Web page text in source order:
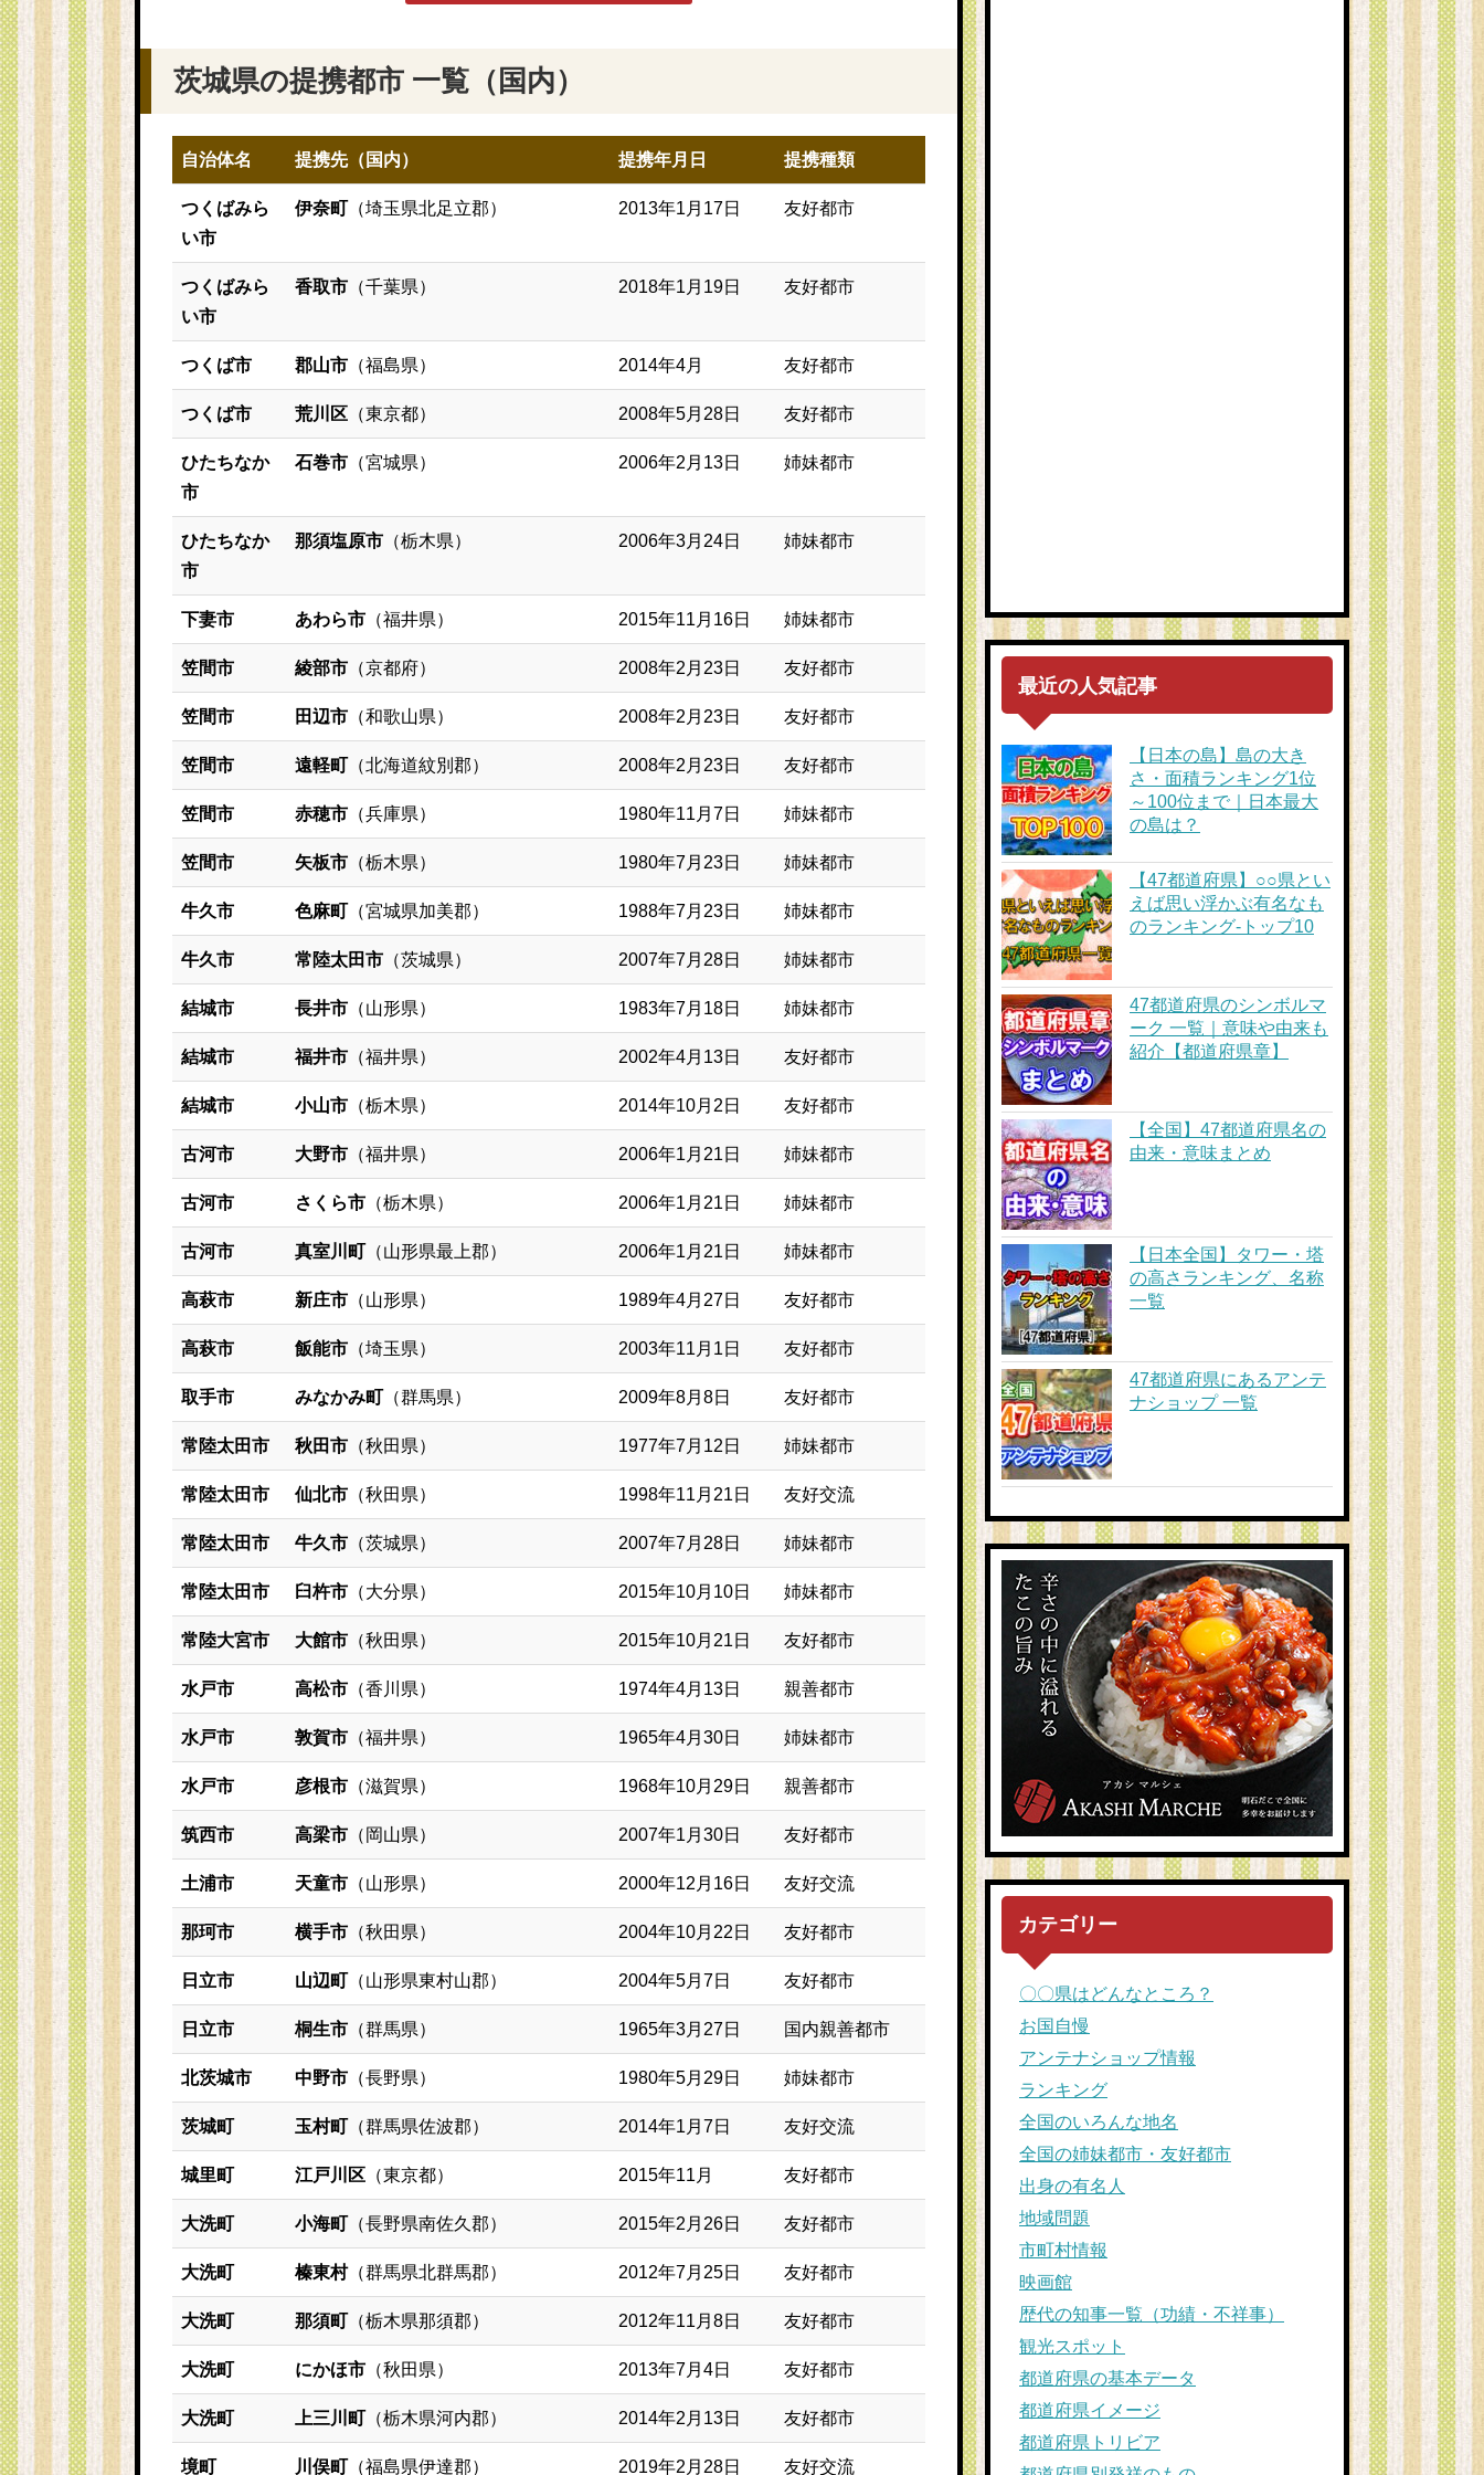
茨城県の提携都市 一覧（国内）
自治体名 提携先（国内） 提携年月日 提携種類
つくばみら
い市
伊奈町（埼玉県北足立郡） 2013年1月17日 友好都市
つくばみら
い市
香取市 （千葉県） 2018年1月19日 友好都市
つくば市 郡山市 （福島県） 2014年4月 友好都市
つくば市 荒川区 （東京都） 2008年5月28日 友好都市
ひたちなか
市
石巻市 （宮城県） 2006年2月13日 姉妹都市
ひたちなか
市
那須塩原市 （栃木県） 2006年3月24日 姉妹都市
下妻市 あわら市 （福井県） 2015年11月16日 姉妹都市
笠間市 綾部市 （京都府） 2008年2月23日 友好都市
笠間市 田辺市 （和歌山県） 2008年2月23日 友好都市
笠間市 遠軽町（北海道紋別郡） 2008年2月23日 友好都市
笠間市 赤穂市 （兵庫県） 1980年11月7日 姉妹都市
笠間市 矢板市 （栃木県） 1980年7月23日 姉妹都市
牛久市 色麻町（宮城県加美郡） 1988年7月23日 姉妹都市
牛久市 常陸太田市 （茨城県） 2007年7月28日 姉妹都市
結城市 長井市 （山形県） 1983年7月18日 姉妹都市
結城市 福井市 （福井県） 2002年4月13日 友好都市
結城市 小山市 （栃木県） 2014年10月2日 友好都市
古河市 大野市 （福井県） 2006年1月21日 姉妹都市
古河市 さくら市 （栃木県） 2006年1月21日 姉妹都市
古河市 真室川町（山形県最上郡） 2006年1月21日 姉妹都市
高萩市 新庄市 （山形県） 1989年4月27日 友好都市
高萩市 飯能市 （埼玉県） 2003年11月1日 友好都市
取手市 みなかみ町（群馬県） 2009年8月8日 友好都市
常陸太田市 秋田市 （秋田県） 1977年7月12日 姉妹都市
常陸太田市 仙北市 （秋田県） 1998年11月21日 友好交流
常陸太田市 牛久市 （茨城県） 2007年7月28日 姉妹都市
常陸太田市 臼杵市 （大分県） 2015年10月10日 姉妹都市
常陸大宮市 大館市 （秋田県） 2015年10月21日 友好都市
水戸市 高松市 （香川県） 1974年4月13日 親善都市
水戸市 敦賀市 （福井県） 1965年4月30日 姉妹都市
水戸市 彦根市 （滋賀県） 1968年10月29日 親善都市
筑西市 高梁市 （岡山県） 2007年1月30日 友好都市
土浦市 天童市 （山形県） 2000年12月16日 友好交流
那珂市 横手市 （秋田県） 2004年10月22日 友好都市
日立市 山辺町（山形県東村山郡） 2004年5月7日 友好都市
日立市 桐生市 （群馬県） 1965年3月27日 国内親善都市
北茨城市 中野市 （長野県） 1980年5月29日 姉妹都市
茨城町 玉村町（群馬県佐波郡） 2014年1月7日 友好交流
城里町 江戸川区 （東京都） 2015年11月 友好都市
大洗町 小海町（長野県南佐久郡） 2015年2月26日 友好都市
大洗町 榛東村（群馬県北群馬郡） 2012年7月25日 友好都市
大洗町 那須町（栃木県那須郡） 2012年11月8日 友好都市
大洗町 にかほ市 （秋田県） 2013年7月4日 友好都市
大洗町 上三川町（栃木県河内郡） 2014年2月13日 友好都市
境町 川俣町（福島県伊達郡） 2019年2月28日 友好交流
最近の人気記事
【日本の島】島の大き
さ・面積ランキング1位
～100位まで｜日本最大
の島は？
【47都道府県】○○県とい
えば思い浮かぶ有名なも
のランキング-トップ10
47都道府県のシンボルマ
ーク 一覧｜意味や由来も
紹介【都道府県章】
【全国】47都道府県名の
由来・意味まとめ
【日本全国】タワー・塔
の高さランキング、名称
一覧
47都道府県にあるアンテ
ナショップ 一覧
カテゴリー
〇〇県はどんなところ？
お国自慢
アンテナショップ情報
ランキング
全国のいろんな地名
全国の姉妹都市・友好都市
出身の有名人
地域問題
市町村情報
映画館
歴代の知事一覧（功績・不祥事）
観光スポット
都道府県の基本データ
都道府県イメージ
都道府県トリビア